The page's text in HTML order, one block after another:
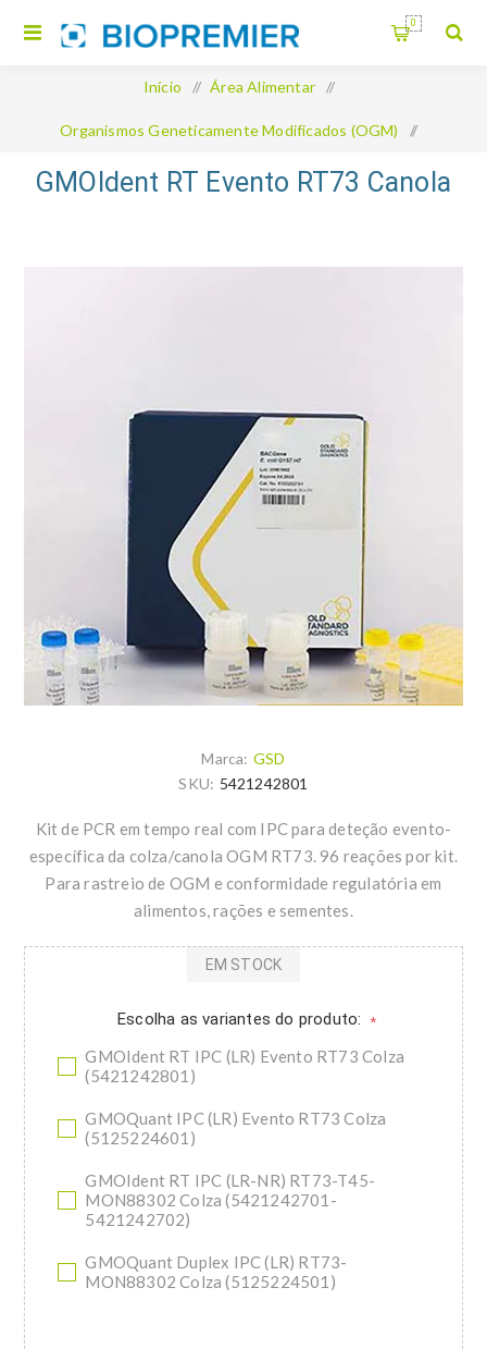
0
Início / Área Alimentar /
Organismos Geneticamente Modificados (OGM) /
GMOIdent RT Evento RT73 Canola
GMOIdent RT Evento RT73 Canola
Marca: GSD
SKU: 5421242801
Kit de PCR em tempo real com IPC para deteção evento-
específica da colza/canola OGM RT73. 96 reações por kit.
Para rastreio de OGM e conformidade regulatória em
alimentos, rações e sementes.
Escolha as variantes do produto: *
GMOIdent RT IPC (LR) Evento RT73 Colza
(5421242801)
GMOQuant IPC (LR) Evento RT73 Colza
(5125224601)
GMOIdent RT IPC (LR-NR) RT73-T45-
MON88302 Colza (5421242701-
5421242702)
GMOQuant Duplex IPC (LR) RT73-
MON88302 Colza (5125224501)
EM STOCK